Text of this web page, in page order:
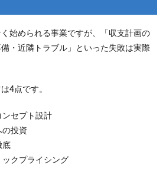
始められる事業ですが、「収支計画の
・近隣トラブル」といった失敗は実際
4点です。
セプト設計
投資
底
クプライシング